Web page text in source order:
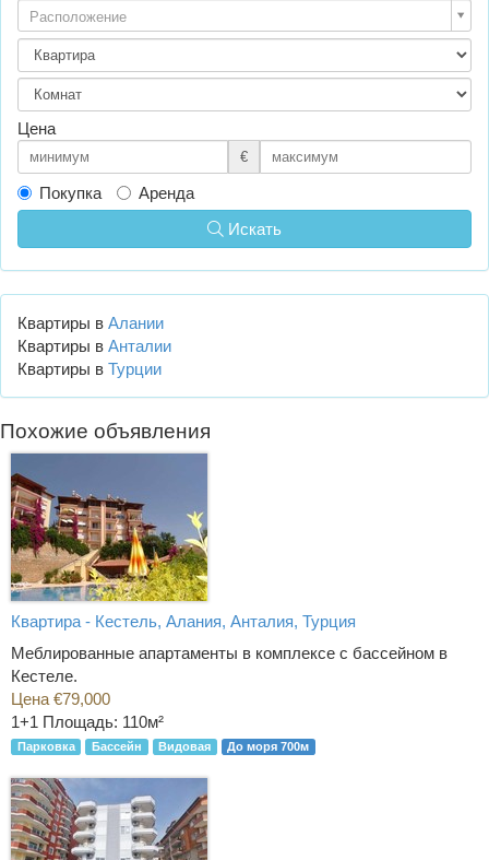
Расположение
Цена
€
Покупка
Аренда
Искать
Квартиры в Алании
Квартиры в Анталии
Квартиры в Турции
Похожие объявления
Квартира - Кестель, Алания, Анталия, Турция
Меблированные апартаменты в комплексе с бассейном в
Кестеле.
Цена €79,000
1+1 Площадь: 110м²
Парковка Бассейн Видовая До моря 700м